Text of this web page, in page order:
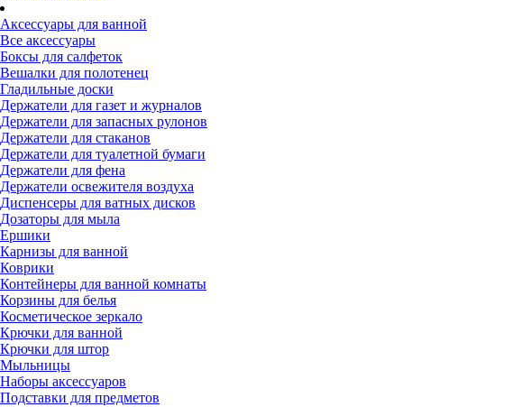
Аксессуары для ванной
Все аксессуары
Боксы для салфеток
Вешалки для полотенец
Гладильные доски
Держатели для газет и журналов
Держатели для запасных рулонов
Держатели для стаканов
Держатели для туалетной бумаги
Держатели для фена
Держатели освежителя воздуха
Диспенсеры для ватных дисков
Дозаторы для мыла
Ершики
Карнизы для ванной
Коврики
Контейнеры для ванной комнаты
Корзины для белья
Косметическое зеркало
Крючки для ванной
Крючки для штор
Мыльницы
Наборы аксессуаров
Подставки для предметов